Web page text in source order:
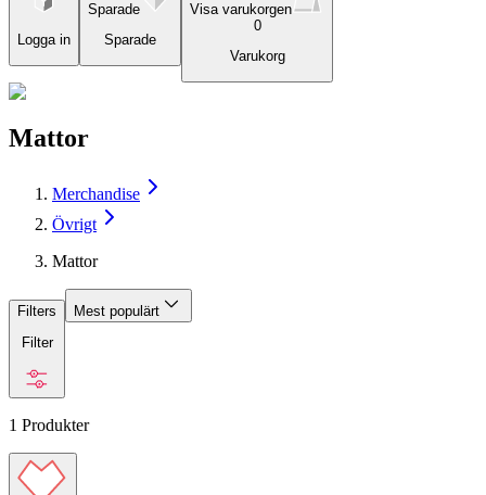
Logga in
Sparade
Sparade
Visa varukorgen
0
Varukorg
Mattor
Merchandise
Övrigt
Mattor
Filters
Filter
Mest populärt
1 Produkter